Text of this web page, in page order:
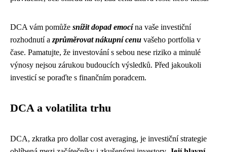
DCA vám pomůže snížit dopad emocína vaše investiční
rozhodnutí a zprůměrovat nákupní cenu vašeho portfolia v
čase. Pamatujte, že investování s sebou nese riziko a minulé
výnosy nejsou zárukou budoucích výsledků. Před jakoukoli
investicí se poraďte s finančním poradcem.
DCA a volatilita trhu
DCA, zkratka pro dollar cost averaging, je investiční strategie